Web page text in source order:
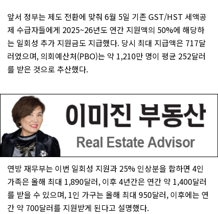
앞서 정부는 제도 전환에 맞춰 6월 5일 기존 GST/HST 세액공
제 수급자들에게 2025~26년도 연간 지원액의 50%에 해당하
는 일회성 추가 지원금도 지급했다. 당시 최대 지급액은 717달
러였으며, 의회예산처(PBO)는 약 1,210만 명이 평균 252달러
를 받은 것으로 추산했다.
연방 재무부는 이번 일회성 지원과 25% 인상분을 합하면 4인
가족은 올해 최대 1,890달러, 이후 4년간은 연간 약 1,400달러
를 받을 수 있으며, 1인 가구는 올해 최대 950달러, 이후에는 연
간 약 700달러를 지원받게 된다고 설명했다.